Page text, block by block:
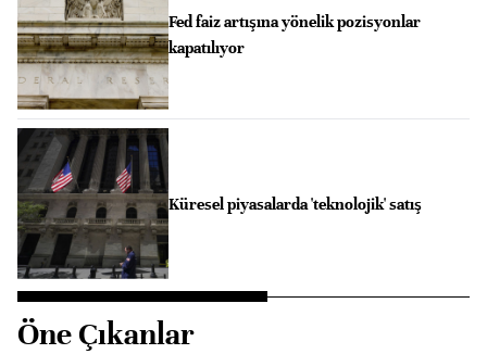
Fed faiz artışına yönelik pozisyonlar
kapatılıyor
Küresel piyasalarda 'teknolojik' satış
Öne Çıkanlar